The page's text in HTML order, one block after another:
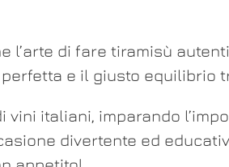
l’arte di fare tiramisù
e il giusto equilibrio
italiani, imparando
divertente ed